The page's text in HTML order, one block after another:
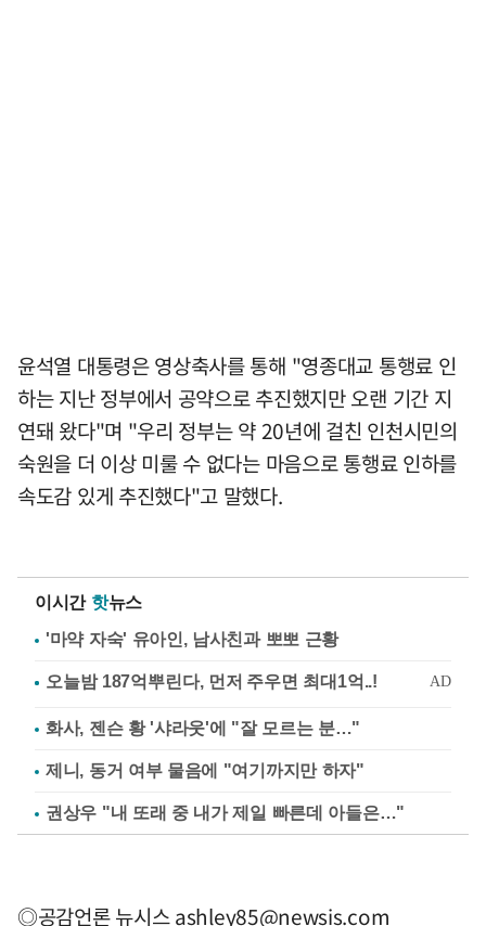
윤석열 대통령은 영상축사를 통해 "영종대교 통행료 인
하는 지난 정부에서 공약으로 추진했지만 오랜 기간 지
연돼 왔다"며 "우리 정부는 약 20년에 걸친 인천시민의
숙원을 더 이상 미룰 수 없다는 마음으로 통행료 인하를
속도감 있게 추진했다"고 말했다.
이시간 핫뉴스
'마약 자숙' 유아인, 남사친과 뽀뽀 근황
화사, 젠슨 황 '샤라웃'에 "잘 모르는 분…"
제니, 동거 여부 물음에 "여기까지만 하자"
권상우 "내 또래 중 내가 제일 빠른데 아들은…"
◎공감언론 뉴시스ashley85@newsis.com